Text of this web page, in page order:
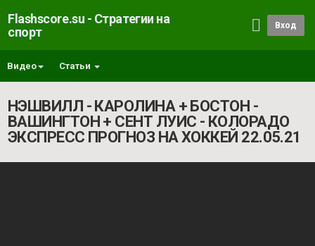
Flashscore.su - Стратегии на
спорт
Вход
Видео Статьи
НЭШВИЛЛ - КАРОЛИНА + БОСТОН -
ВАШИНГТОН + СЕНТ ЛУИС - КОЛОРАДО
ЭКСПРЕСС ПРОГНОЗ НА ХОККЕЙ 22.05.21